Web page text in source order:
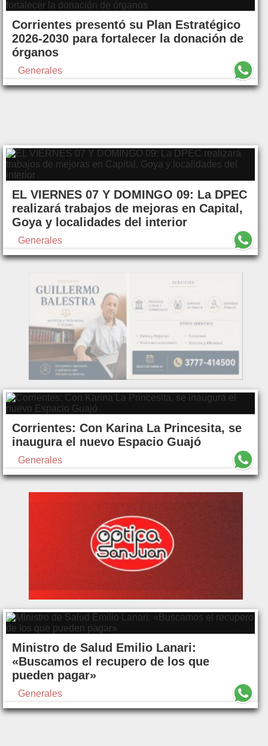
Corrientes presentó su Plan Estratégico
2026-2030 para fortalecer la donación de
órganos
Generales
EL VIERNES 07 Y DOMINGO 09: La DPEC
realizará trabajos de mejoras en Capital,
Goya y localidades del interior
Generales
Corrientes: Con Karina La Princesita, se
inaugura el nuevo Espacio Guajó
Generales
Ministro de Salud Emilio Lanari:
«Buscamos el recupero de los que
pueden pagar»
Generales